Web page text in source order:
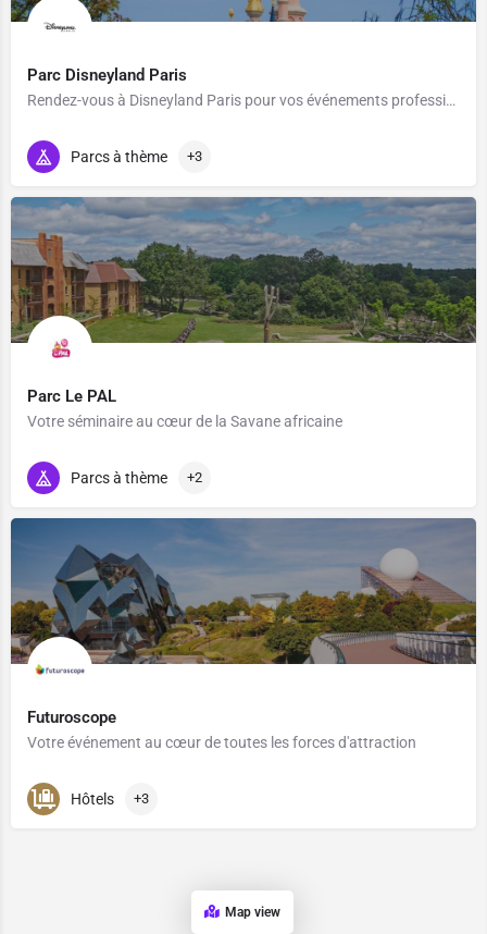
Parc Disneyland Paris
Rendez-vous à Disneyland Paris pour vos événements professionnels
Parcs à thème +3
Parc Le PAL
Votre séminaire au cœur de la Savane africaine
Parcs à thème +2
Futuroscope
Votre événement au cœur de toutes les forces d'attraction
Hôtels +3
Map view